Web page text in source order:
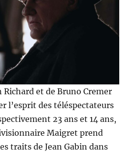
Richard et de Bruno Cremer
l’esprit des téléspectateurs
23 ans et 14 ans,
Maigret prend
traits de Jean Gabin dans